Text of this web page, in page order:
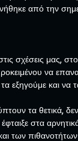
από την
σχέσεις μας,
να
εξηγούμε και
τα θετικά,
έφταιξε στα
των πιθανοτήτων